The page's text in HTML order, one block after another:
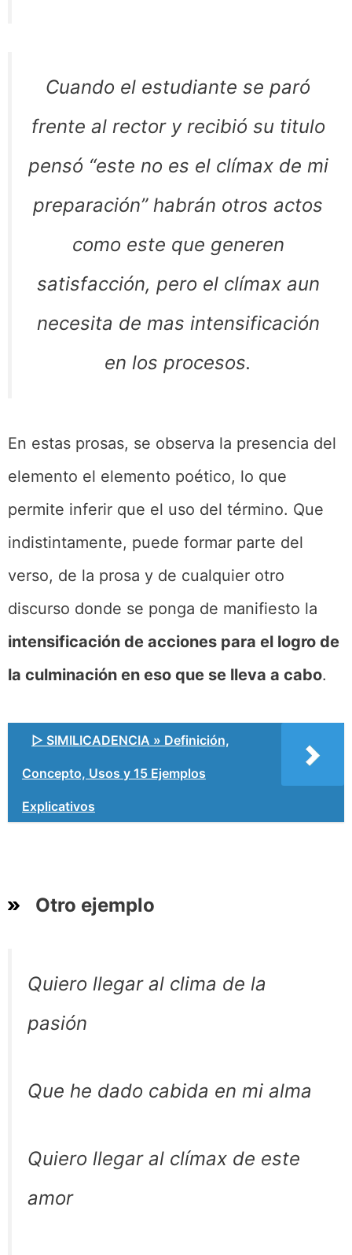
Cuando el estudiante se paró
frente al rector y recibió su titulo
pensó “este no es el clímax de mi
preparación” habrán otros actos
como este que generen
satisfacción, pero el clímax aun
necesita de mas intensificación
en los procesos.
En estas prosas, se observa la presencia del
elemento el elemento poético, lo que
permite inferir que el uso del término. Que
indistintamente, puede formar parte del
verso, de la prosa y de cualquier otro
discurso donde se ponga de manifiesto la
intensificación de acciones para el logro de
la culminación en eso que se lleva a cabo.
▷ SIMILICADENCIA » Definición,
Concepto, Usos y 15 Ejemplos
Explicativos
Otro ejemplo
Quiero llegar al clima de la
pasión
Que he dado cabida en mi alma
Quiero llegar al clímax de este
amor